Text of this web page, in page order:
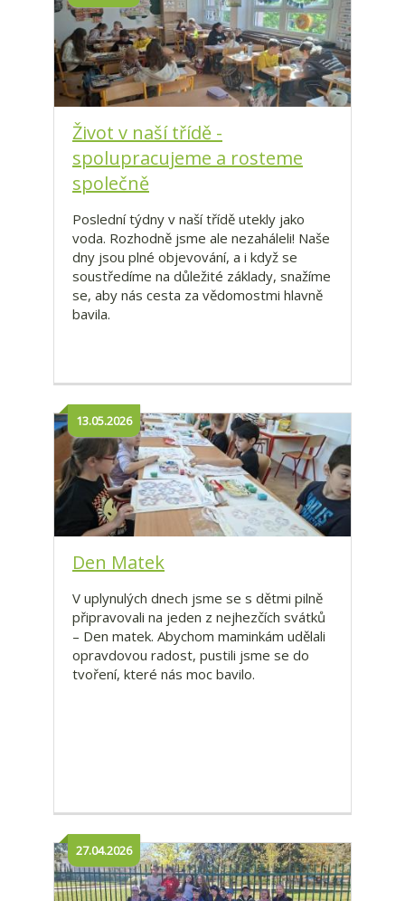
Život v naší třídě -
spolupracujeme a rosteme
společně
Poslední týdny v naší třídě utekly jako
voda. Rozhodně jsme ale nezaháleli! Naše
dny jsou plné objevování, a i když se
soustředíme na důležité základy, snažíme
se, aby nás cesta za vědomostmi hlavně
bavila.
Den Matek
13.05.2026
V uplynulých dnech jsme se s dětmi pilně
připravovali na jeden z nejhezčích svátků
– Den matek. Abychom maminkám udělali
opravdovou radost, pustili jsme se do
tvoření, které nás moc bavilo.
27.04.2026